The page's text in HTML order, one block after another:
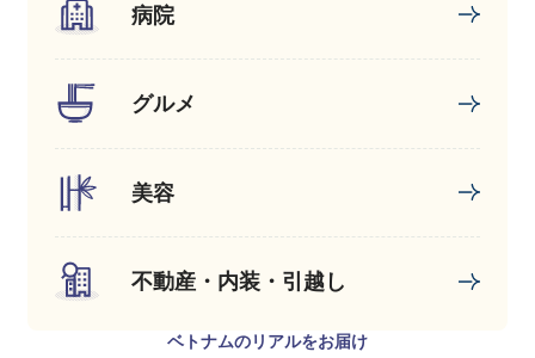
病院
グルメ
美容
不動産・内装・引越し
ベトナムのリアルをお届け